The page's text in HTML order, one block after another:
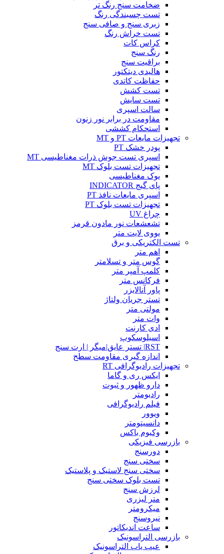
ضخامت سنج رنگ تر
تست چسبندگی رنگ
زبری سنج و صافی سنج
تست خراش رنگ
کراس کات
رنگ سنج
براقیت سنج
هالیدی دیتکتور
حفاظت کاتدی
تست کشش
تست سایش
سالت اسپری
مقاومت در برابر نور زنون
استحکام کششی
تجهیزات مایعات PT و MT
پودر خشک PT
اسپری تست جوش ذرات مغناطیسی MT
تجهیزات تست بلوک MT
یوک مغناطیسی
پای گیج INDICATOR
اسپری مایعات نافذ PT
تجهیزات تست بلوک PT
چراغ UV
تشعشعات نور مادون قرمز
یووی لایت متر
تست الکتریکی و برق
اهم متر
گوس متر و تسلامتر
کلمپ آمپر متر
فرکانس متر
پاور آنالایزر
تستر جریان ولتاژ
مولتی متر
وات متر
ادی کارنت
اسیلوسکوپ
RST| تستر عایق|میگر | ارت سنج
اندازه گیری مقاومت سطح
تجهیزات رادیوگرافی RT
ایکس ری و گاما
دارو ظهور و ثبوت
رادیومتر
فیلم رادیوگرافی
ویوور
دانسیتومتر
وکیوم باکس
بازرسی فیزیکی
دورسنج
سختی سنج
سختی سنج لاستیک و پلاستیک
تست بلوک سختی سنج
لرزش سنج
متر لیزری
میکرومتر
نیروسنج
ساعت اندیکاتور
بازرسی التراسونیک
عیب یاب التراسونیک